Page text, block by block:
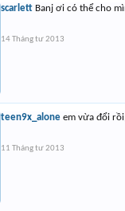
scarlett Banj ơi có thể cho
14 Tháng tư 2013
teen9x_alone em vừa đổi
11 Tháng tư 2013